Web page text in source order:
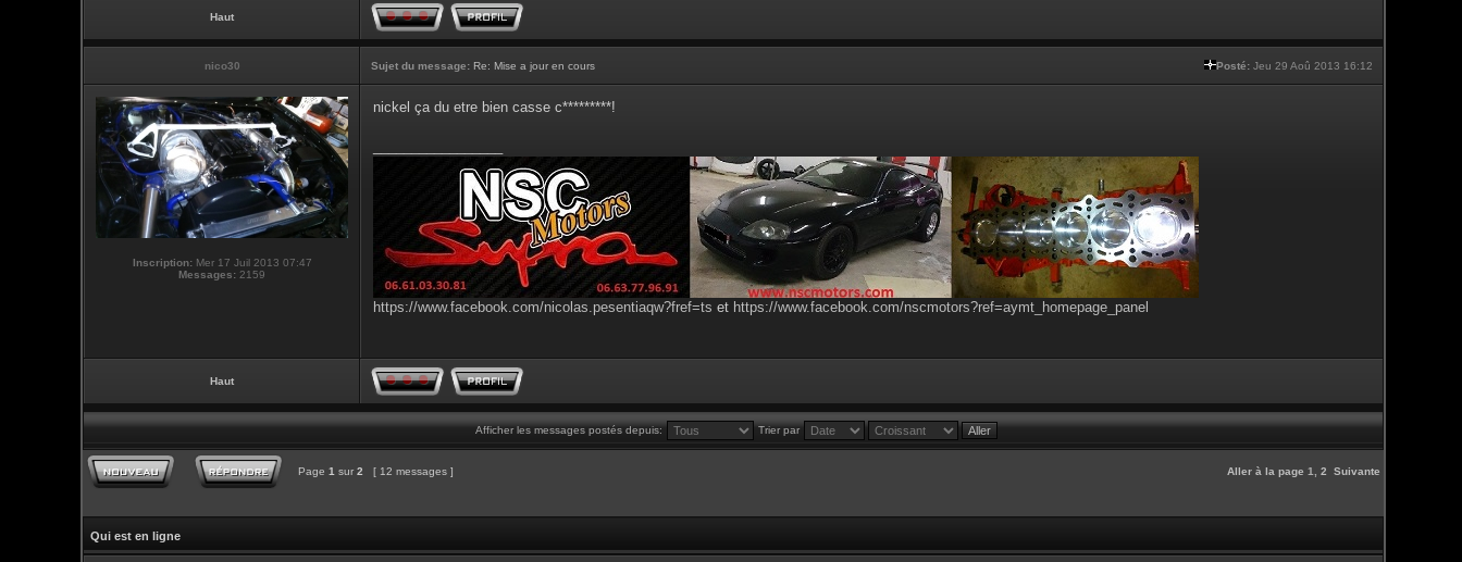
Haut
nico30 Sujet du message: Re: Mise a jour en cours Posté: Jeu 29 Aoû 2013 16:12
Inscription:Mer 17 Juil 2013 07:47
Messages: 2159
nickel ça du etre bien casse c*********!
https://www.facebook.com/nicolas.pesentiaqw?fref=ts et https://www.facebook.com/nscmotors?ref=aymt_homepage_panel
Haut
Afficher les messages postés depuis: Trier par
Page 1 sur 2 [ 12 messages ] Aller à la page 1 2 Suivante
Qui est en ligne